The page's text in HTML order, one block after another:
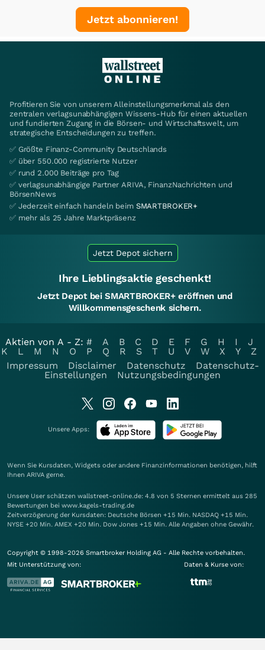
Jetzt abonnieren!
Profitieren Sie von unserem Alleinstellungsmerkmal als den
zentralen verlagsunabhängigen Wissens-Hub für einen aktuellen
und fundierten Zugang in die Börsen- und Wirtschaftswelt, um
strategische Entscheidungen zu treffen.
✅ Größte Finanz-Community Deutschlands
✅ über 550.000 registrierte Nutzer
✅ rund 2.000 Beiträge pro Tag
✅ verlagsunabhängige Partner ARIVA, FinanzNachrichten und
BörsenNews
✅ Jederzeit einfach handeln beim SMARTBROKER+
✅ mehr als 25 Jahre Marktpräsenz
Jetzt Depot sichern
Ihre Lieblingsaktie geschenkt!
Jetzt Depot bei SMARTBROKER+ eröffnen und
Willkommensgeschenk sichern.
Aktien von A - Z: # A B C D E F G H I
J
K
L M N O P Q R S T U V W X Y
Z
Impressum
Disclaimer Datenschutz
Datenschutz-
Einstellungen
Nutzungsbedingungen
Unsere Apps:
Wenn Sie Kursdaten, Widgets oder andere Finanzinformationen benötigen, hilft
Ihnen ARIVA gerne.
Unsere User schätzen wallstreet-online.de: 4.8 von 5 Sternen ermittelt aus 285
Bewertungen bei www.kagels-trading.de
Zeitverzögerung der Kursdaten: Deutsche Börsen +15 Min. NASDAQ +15 Min.
NYSE +20 Min. AMEX +20 Min. Dow Jones +15 Min. Alle Angaben ohne Gewähr.
Copyright © 1998-2026 Smartbroker Holding AG - Alle Rechte vorbehalten.
Mit Unterstützung von:
Daten & Kurse von: